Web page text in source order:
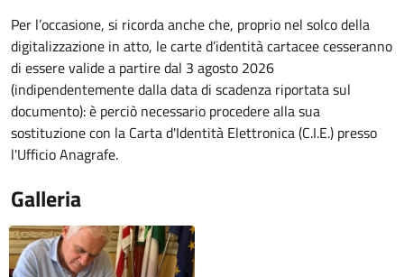
Per l’occasione, si ricorda anche che, proprio nel solco della
digitalizzazione in atto, le carte d’identità cartacee cesseranno
di essere valide a partire dal 3 agosto 2026
(indipendentemente dalla data di scadenza riportata sul
documento): è perciò necessario procedere alla sua
sostituzione con la Carta d'Identità Elettronica (C.I.E.) presso
l'Ufficio Anagrafe.
Galleria